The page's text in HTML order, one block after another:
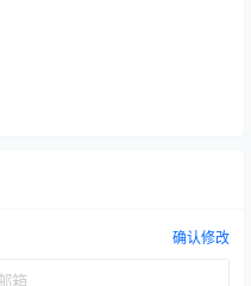
确认修改